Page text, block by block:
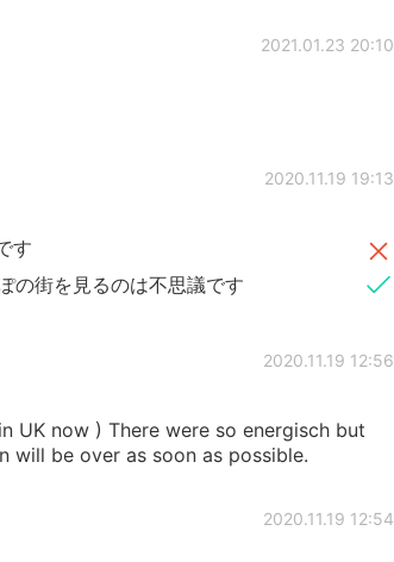
2021.01.23 20:10
2020.11.19 19:13
す
の街を見るのは不思議です
2020.11.19 12:56
UK now ) There were so energisch but
will be over as soon as possible.
2020.11.19 12:54